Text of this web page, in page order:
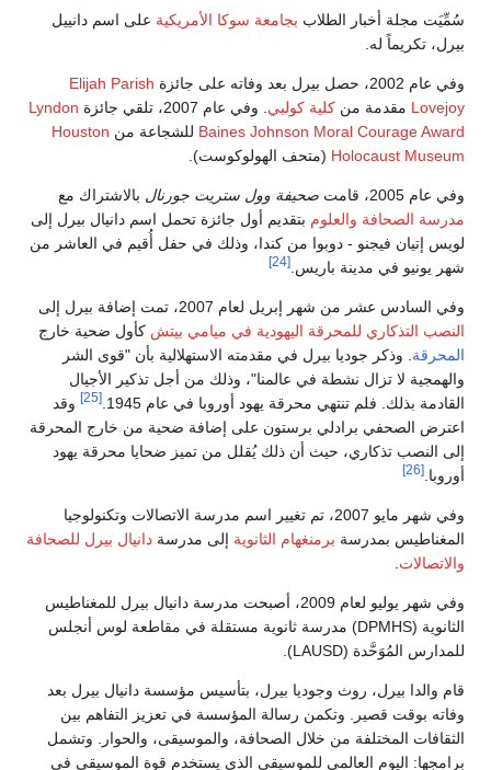
سُمِّيَت مجلة أخبار الطلاب بجامعة سوكا الأمريكية على اسم دانييل
بيرل، تكريماً له.
وفي عام 2002، حصل بيرل بعد وفاته على جائزة
Elijah Parish
Lovejoy مقدمة من كلية كولبي . وفي عام 2007، تلقي جائزة
Lyndon
Baines Johnson Moral Courage Award للشجاعة من Houston
Holocaust Museum (متحف الهولوكوست).
وفي عام 2005، قامت صحيفة وول ستريت جورنال بالاشتراك مع
مدرسة الصحافة والعلوم بتقديم أول جائزة تحمل اسم دانيال بيرل إلى
لويس إتيان فيجنو - دوبوا من كندا، وذلك في حفل أُقيم في العاشر من
شهر يونيو في مدينة باريس. [24]
وفي السادس عشر من شهر إبريل لعام 2007، تمت إضافة بيرل إلى
النصب التذكاري للمحرقة اليهودية في ميامي بيتش كأول ضحية خارج
المحرقة . وذكر جوديا بيرل في مقدمته الاستهلالية بأن "قوى الشر
والهمجية لا تزال نشطة في عالمنا"، وذلك من أجل تذكير الأجيال
القادمة بذلك. فلم تنتهي محرقة يهود أوروبا في عام 1945.
[25]
وقد
اعترض الصحفي برادلي برستون على إضافة ضحية من خارج المحرقة
إلى النصب تذكاري، حيث أن ذلك يُقلل من تميز ضحايا محرقة يهود
أوروبا. [26]
وفي شهر مايو 2007، تم تغيير اسم مدرسة الاتصالات وتكنولوجيا
المغناطيس بمدرسة برمنغهام الثانوية إلى مدرسة دانيال بيرل للصحافة
والاتصالات
وفي شهر يوليو لعام 2009، أصبحت مدرسة دانيال بيرل للمغناطيس
الثانوية (DPMHS) مدرسة ثانوية مستقلة في مقاطعة لوس أنجلس
للمدارس المُوَحَّدة (LAUSD).
قام والدا بيرل، روث وجوديا بيرل، بتأسيس مؤسسة دانيال بيرل بعد
وفاته بوقت قصير. وتكمن رسالة المؤسسة في تعزيز التفاهم بين
الثقافات المختلفة من خلال الصحافة، والموسيقى، والحوار. وتشمل
برامجها: اليوم العالمي للموسيقى الذي يستخدم قوة الموسيقى في